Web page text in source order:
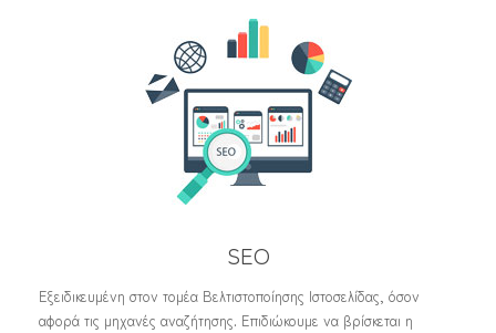
SEO
Εξειδικευμένη στον τομέα Βελτιστοποίησης Ιστοσελίδας, όσον
αφορά τις μηχανές αναζήτησης. Επιδιώκουμε να βρίσκεται η